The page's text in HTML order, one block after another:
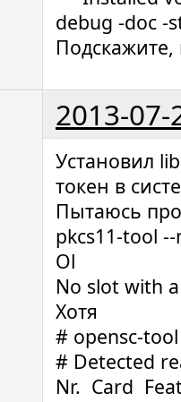
3B 6F
20 00 00
    ruToken-S (USB token)
https://
token-s/
debug -doc -
2013-07-
Установил
токен в
Пытаюсь
pkcs11-tool
Ol
No slot with
Хотя
# opensc-
# Detected
Nr. Card